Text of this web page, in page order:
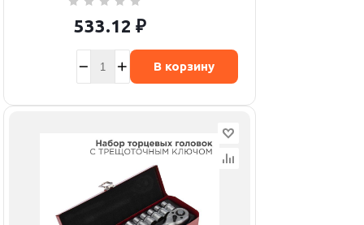
533.12 ₽
В корзину